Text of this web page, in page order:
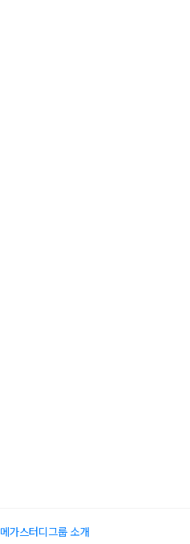
메가스터디그룹 소개